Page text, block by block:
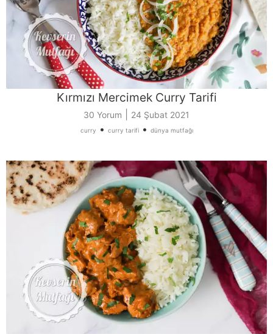
Kırmızı Mercimek Curry Tarifi
30 Yorum 24 Şubat 2021
curry • curry tarifi• dünya mutfağı